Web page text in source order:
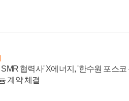
협력사' X에너지, '한수원 포스코
계약 체결